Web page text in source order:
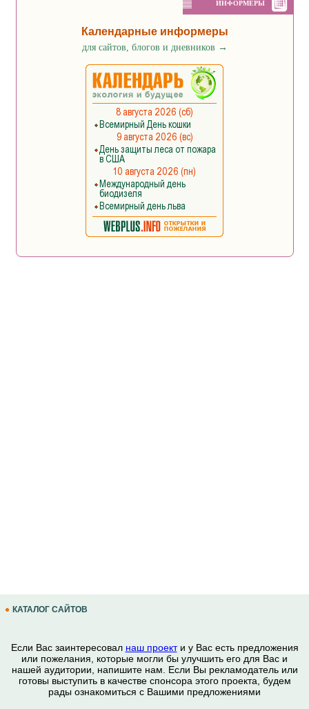
ИНФОРМЕРЫ
Календарные информеры
для сайтов, блогов и дневников →
КАТАЛОГ САЙТОВ
Если Вас заинтересовал наш проекти у Вас есть предложения
или пожелания, которые могли бы улучшить его для Вас и
нашей аудитории, напишите нам. Если Вы рекламодатель или
готовы выступить в качестве спонсора этого проекта, будем
рады ознакомиться с Вашими предложениями